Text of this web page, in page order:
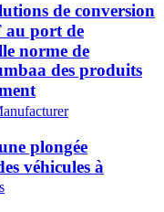
de conversion
au port de
norme de
des produits
plongée
véhicules à